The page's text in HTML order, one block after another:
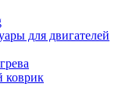
для двигателей
коврик